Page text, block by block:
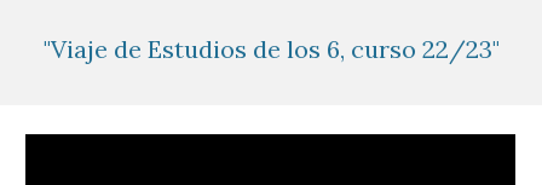
"Viaje de Estudios de los 6, curso 22/23"